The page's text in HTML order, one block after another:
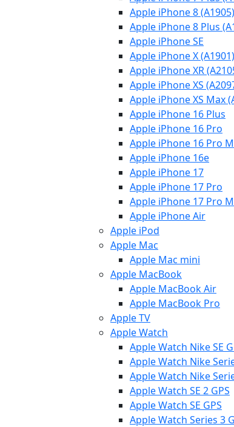
Apple iPhone 8 (A1905)
Apple iPhone 8 Plus
Apple iPhone SE
Apple iPhone X (A1901)
Apple iPhone XR
Apple iPhone XS
Apple iPhone XS Max
Apple iPhone 16 Plus
Apple iPhone 16 Pro
Apple iPhone 16 Pro
Apple iPhone 16e
Apple iPhone 17
Apple iPhone 17 Pro
Apple iPhone 17 Pro
Apple iPhone Air
Apple iPod
Apple Mac
Apple Mac mini
Apple MacBook
Apple MacBook Air
Apple MacBook Pro
Apple TV
Apple Watch
Apple Watch Nike SE
Apple Watch Nike
Apple Watch Nike
Apple Watch SE 2 GPS
Apple Watch SE GPS
Apple Watch Series 3